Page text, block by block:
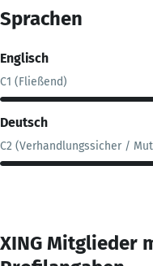
Sprachen
Englisch
C1 (Fließend)
Deutsch
C2 (Verhandlungssicher /
XING Mitglieder